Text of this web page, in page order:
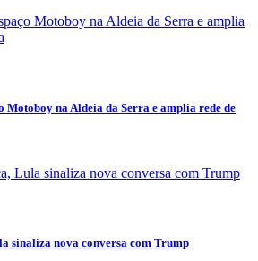
Motoboy na Aldeia da Serra e amplia rede de
sinaliza nova conversa com Trump